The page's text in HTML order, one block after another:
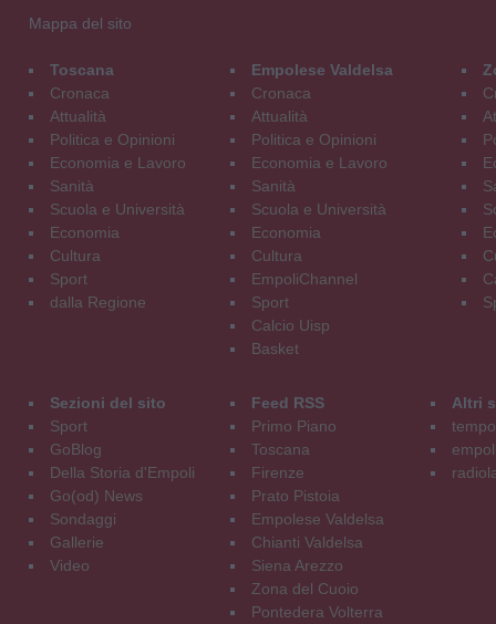
Mappa del sito
Toscana
Cronaca
Attualità
Politica e Opinioni
Economia e Lavoro
Sanità
Scuola e Università
Economia
Cultura
Sport
dalla Regione
Empolese Valdelsa
Cronaca
Attualità
Politica e Opinioni
Economia e Lavoro
Sanità
Scuola e Università
Economia
Cultura
EmpoliChannel
Sport
Calcio Uisp
Basket
Sezioni del sito
Sport
GoBlog
Della Storia d'Empoli
Go(od) News
Sondaggi
Gallerie
Video
Feed RSS
Primo Piano
Toscana
Firenze
Prato Pistoia
Empolese Valdelsa
Chianti Valdelsa
Siena Arezzo
Zona del Cuoio
Pontedera Volterra
Altri